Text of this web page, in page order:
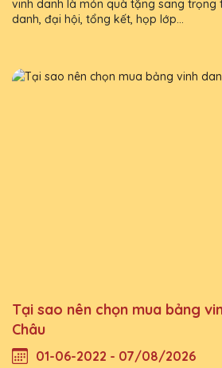
vinh danh là món quà tặng sang trọng
danh, đại hội, tổng kết, họp lớp...
Tại sao nên chọn mua bảng
Châu
01-06-2022 - 07/08/2026